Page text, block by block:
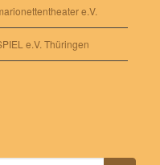
e.V.
e.V. Thüringen